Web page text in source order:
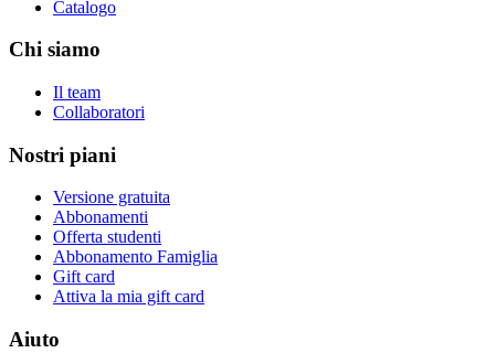
Catalogo
Chi siamo
Il team
Collaboratori
Nostri piani
Versione gratuita
Abbonamenti
Offerta studenti
Abbonamento Famiglia
Gift card
Attiva la mia gift card
Aiuto